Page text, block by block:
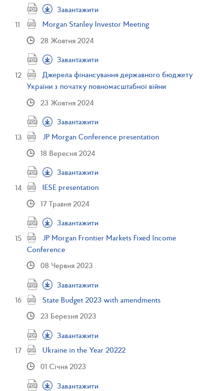
Завантажити
Morgan Stanley Investor Meeting
28 Жовтня 2024
Завантажити
Джерела фінансування державного бюджету
України з початку повномасштабної війни
23 Жовтня 2024
Завантажити
JP Morgan Conference presentation
18 Вересня 2024
Завантажити
IESE presentation
17 Травня 2024
Завантажити
JP Morgan Frontier Markets Fixed Income
Conference
08 Червня 2023
Завантажити
State Budget 2023 with amendments
23 Березня 2023
Завантажити
Ukraine in the Year 20222
01 Січня 2023
Завантажити